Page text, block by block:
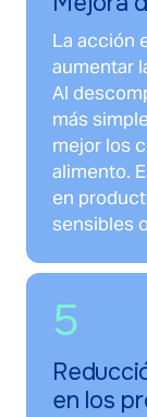
La acción
aumentar
Al
más
mejor los
alimento.
en
sensibles
5
en los